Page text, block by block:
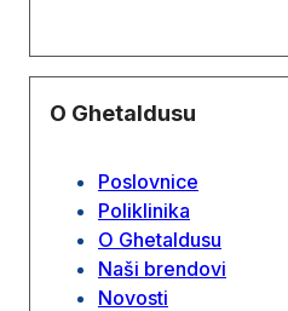
O Ghetaldusu
Poslovnice
Poliklinika
O Ghetaldusu
Naši brendovi
Novosti